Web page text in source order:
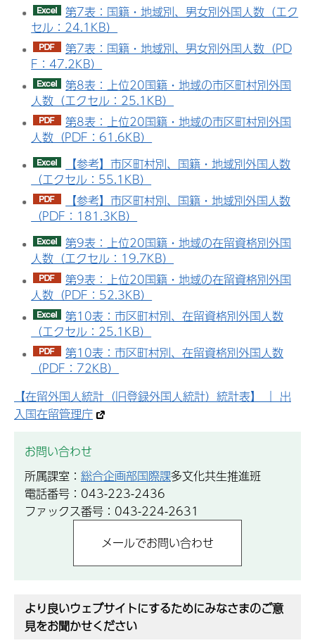
第7表：国籍・地域別、男女別外国人数（エク
セル：24.1KB）
第7表：国籍・地域別、男女別外国人数（PD
F：47.2KB）
第8表：上位20国籍・地域の市区町村別外国
人数（エクセル：25.1KB）
第8表：上位20国籍・地域の市区町村別外国
人数（PDF：61.6KB）
【参考】市区町村別、国籍・地域別外国人数
（エクセル：55.1KB）
【参考】市区町村別、国籍・地域別外国人数
（PDF：181.3KB）
第9表：上位20国籍・地域の在留資格別外国
人数（エクセル：19.7KB）
第9表：上位20国籍・地域の在留資格別外国
人数（PDF：52.3KB）
第10表：市区町村別、在留資格別外国人数
（エクセル：25.1KB）
第10表：市区町村別、在留資格別外国人数
（PDF：72KB）
【在留外国人統計（旧登録外国人統計）統計表】 ｜ 出
入国在留管理庁
お問い合わせ
所属課室： 総合企画部国際課多文化共生推進班
電話番号：043-223-2436
ファックス番号：043-224-2631
より良いウェブサイトにするためにみなさまのご意
見をお聞かせください